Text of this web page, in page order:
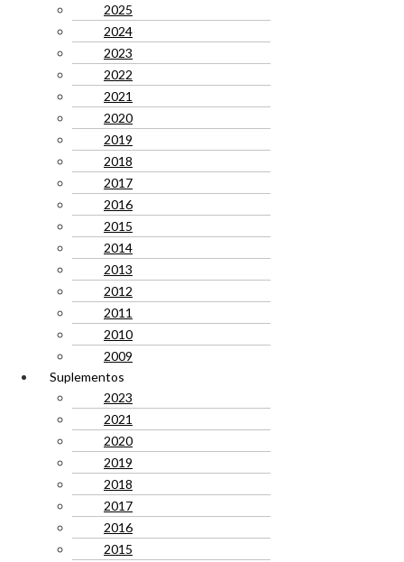
2025
2024
2023
2022
2021
2020
2019
2018
2017
2016
2015
2014
2013
2012
2011
2010
2009
Suplementos
2023
2021
2020
2019
2018
2017
2016
2015